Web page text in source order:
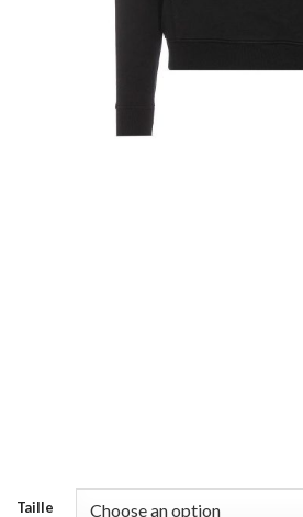
Taille